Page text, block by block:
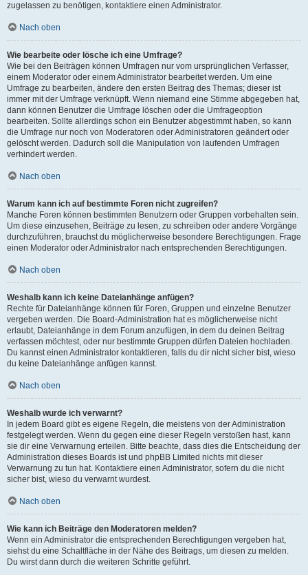
zugelassen zu benötigen, kontaktiere einen Administrator.
Nach oben
Wie bearbeite oder lösche ich eine Umfrage?
Wie bei den Beiträgen können Umfragen nur vom ursprünglichen Verfasser,
einem Moderator oder einem Administrator bearbeitet werden. Um eine
Umfrage zu bearbeiten, ändere den ersten Beitrag des Themas; dieser ist
immer mit der Umfrage verknüpft. Wenn niemand eine Stimme abgegeben hat,
dann können Benutzer die Umfrage löschen oder die Umfrageoption
bearbeiten. Sollte allerdings schon ein Benutzer abgestimmt haben, so kann
die Umfrage nur noch von Moderatoren oder Administratoren geändert oder
gelöscht werden. Dadurch soll die Manipulation von laufenden Umfragen
verhindert werden.
Nach oben
Warum kann ich auf bestimmte Foren nicht zugreifen?
Manche Foren können bestimmten Benutzern oder Gruppen vorbehalten sein.
Um diese einzusehen, Beiträge zu lesen, zu schreiben oder andere Vorgänge
durchzuführen, brauchst du möglicherweise besondere Berechtigungen. Frage
einen Moderator oder Administrator nach entsprechenden Berechtigungen.
Nach oben
Weshalb kann ich keine Dateianhänge anfügen?
Rechte für Dateianhänge können für Foren, Gruppen und einzelne Benutzer
vergeben werden. Die Board-Administration hat es möglicherweise nicht
erlaubt, Dateianhänge in dem Forum anzufügen, in dem du deinen Beitrag
verfassen möchtest, oder nur bestimmte Gruppen dürfen Dateien hochladen.
Du kannst einen Administrator kontaktieren, falls du dir nicht sicher bist, wieso
du keine Dateianhänge anfügen kannst.
Nach oben
Weshalb wurde ich verwarnt?
In jedem Board gibt es eigene Regeln, die meistens von der Administration
festgelegt werden. Wenn du gegen eine dieser Regeln verstoßen hast, kann
sie dir eine Verwarnung erteilen. Bitte beachte, dass dies die Entscheidung der
Administration dieses Boards ist und phpBB Limited nichts mit dieser
Verwarnung zu tun hat. Kontaktiere einen Administrator, sofern du die nicht
sicher bist, wieso du verwarnt wurdest.
Nach oben
Wie kann ich Beiträge den Moderatoren melden?
Wenn ein Administrator die entsprechenden Berechtigungen vergeben hat,
siehst du eine Schaltfläche in der Nähe des Beitrags, um diesen zu melden.
Du wirst dann durch die weiteren Schritte geführt.